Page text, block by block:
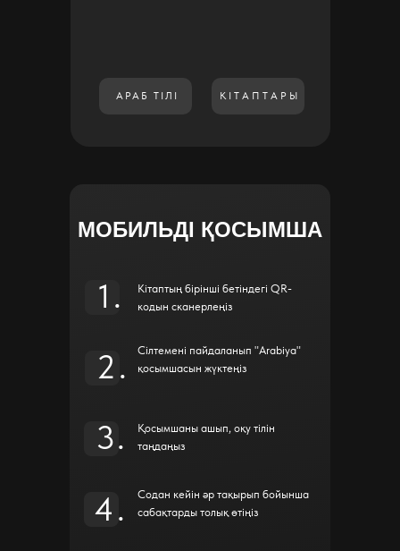
АРАБ ТІЛІ КІТАПТАРЫ
4.
3.
2.
1.
МОБИЛЬДІ ҚОСЫМША
Кітаптың бірінші бетіндегі QR-
кодын сканерлеңіз
Сілтемені пайдаланып "Arabiya"
қосымшасын жүктеңіз
Қосымшаны ашып, оқу тілін
таңдаңыз
Содан кейін әр тақырып бойынша
сабақтарды толық өтіңіз